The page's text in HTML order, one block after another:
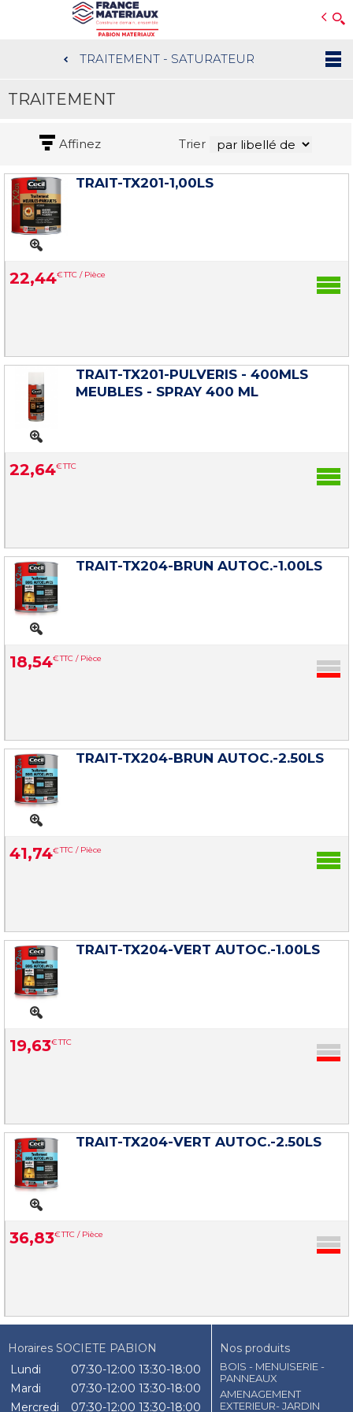
au
contenu
TRAITEMENT - SATURATEUR
TRAITEMENT
Affinez Trier
TRAIT-TX201-1,00LS
22,44€TTC / Pièce
TRAIT-TX201-PULVERIS - 400MLS
MEUBLES - SPRAY 400 ML
22,64€TTC
TRAIT-TX204-BRUN AUTOC.-1.00LS
18,54€TTC / Pièce
TRAIT-TX204-BRUN AUTOC.-2.50LS
41,74€TTC / Pièce
TRAIT-TX204-VERT AUTOC.-1.00LS
19,63€TTC
TRAIT-TX204-VERT AUTOC.-2.50LS
36,83€TTC / Pièce
Horaires SOCIETE PABION
Lundi
07:30-12:00 13:30-18:00
Mardi
07:30-12:00 13:30-18:00
Mercredi
07:30-12:00 13:30-18:00
Nos produits
BOIS - MENUISERIE -
PANNEAUX
AMENAGEMENT
EXTERIEUR- JARDIN